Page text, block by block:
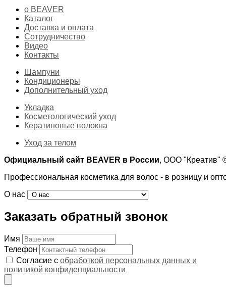
о BEAVER
Каталог
Доставка и оплата
Сотрудничество
Видео
Контакты
Шампуни
Кондиционеры
Дополнительный уход
Укладка
Косметологический уход
Кератиновые волокна
Уход за телом
Официальный сайт BEAVER в России, ООО "Креатив"
Профессиональная косметика для волос - в розницу и
О нас
Заказать обратный звонок
Имя
Телефон
Согласие с обработкой персональных данных и
политикой конфиденциальности